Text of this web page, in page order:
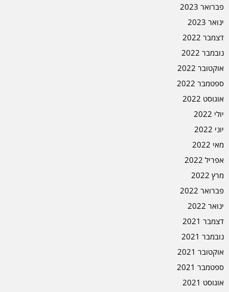
פברואר 2023
ינואר 2023
דצמבר 2022
נובמבר 2022
אוקטובר 2022
ספטמבר 2022
אוגוסט 2022
יולי 2022
יוני 2022
מאי 2022
אפריל 2022
מרץ 2022
פברואר 2022
ינואר 2022
דצמבר 2021
נובמבר 2021
אוקטובר 2021
ספטמבר 2021
אוגוסט 2021